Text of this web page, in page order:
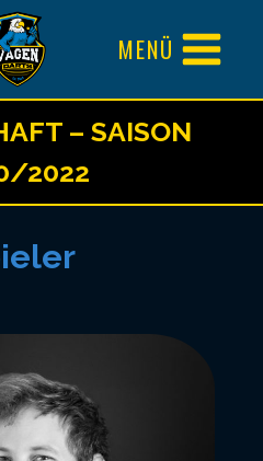
MENÜ
– SAISON
2022